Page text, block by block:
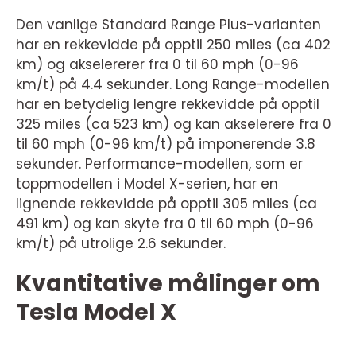
Den vanlige Standard Range Plus-varianten
har en rekkevidde på opptil 250 miles (ca 402
km) og akselererer fra 0 til 60 mph (0-96
km/t) på 4.4 sekunder. Long Range-modellen
har en betydelig lengre rekkevidde på opptil
325 miles (ca 523 km) og kan akselerere fra 0
til 60 mph (0-96 km/t) på imponerende 3.8
sekunder. Performance-modellen, som er
toppmodellen i Model X-serien, har en
lignende rekkevidde på opptil 305 miles (ca
491 km) og kan skyte fra 0 til 60 mph (0-96
km/t) på utrolige 2.6 sekunder.
Kvantitative målinger om
Tesla Model X